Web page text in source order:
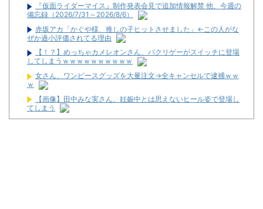
『仮面ライダーマイス』制作発表会見で追加情報解禁 他、今週の
備忘録（2026/7/31～2026/8/6）
赤坂アカ「かぐや様、推しの子ヒットさせました」←この人がな
ぜか過小評価されてる理由
【！？】めっちゃカメレオンさん、パクリゲーがスイッチに登場
してしまうｗｗｗｗｗｗｗｗｗｗ
女さん、ワンピースグッズを大量注文→全キャンセルで逮捕ｗｗ
ｗ
【画像】田中みな実さん、妊娠中とは思えないヒール姿で登場し
てしまう
【速報】NHK職員が番組出演タレントから性被害！？←コレマジ